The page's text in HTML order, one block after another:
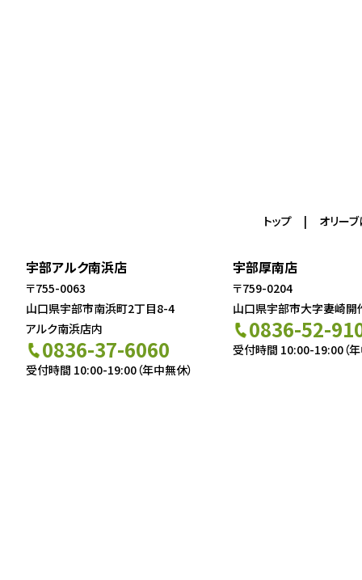
トップ オリー
宇部アルク南浜店
〒755-0063
山口県宇部市南浜町2丁目8-4
アルク南浜店内
0836-37-6060
受付時間 10:00-19:00（年中無休）
宇部厚南店
〒759-0204
山口県宇部市大字妻崎
0836-52-
受付時間 10:00-19:00（年